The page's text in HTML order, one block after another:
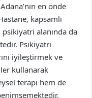
en önde
kapsamlı
psikiyatri alanında da
Psikiyatri
iyileştirmek ve
kullanarak
terapi hem de